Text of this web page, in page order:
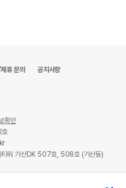
9601
최소 2026.12.05이거나 그
휴 문의 공지사항
확인
호
타워 가산DK 507호, 508호 (가산동)